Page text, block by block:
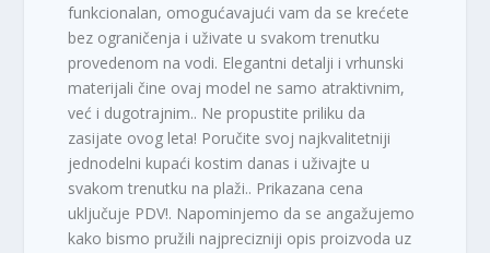
funkcionalan, omogućavajući vam da se krećete
bez ograničenja i uživate u svakom trenutku
provedenom na vodi. Elegantni detalji i vrhunski
materijali čine ovaj model ne samo atraktivnim,
već i dugotrajnim.. Ne propustite priliku da
zasijate ovog leta! Poručite svoj najkvalitetniji
jednodelni kupaći kostim danas i uživajte u
svakom trenutku na plaži.. Prikazana cena
uključuje PDV!. Napominjemo da se angažujemo
kako bismo pružili najprecizniji opis proizvoda uz